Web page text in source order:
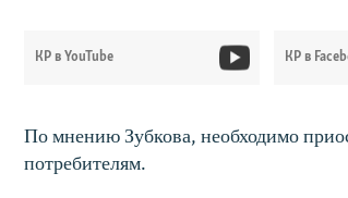
КР в YouTube КР в
По мнению Зубкова, необходимо
потребителям.